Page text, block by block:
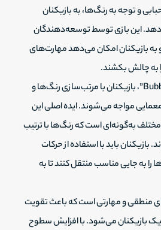
و توجه به رنگ‌ها، به بازیکنان
این بازی توسط توسعه‌دهندگان
بازیکنان امکان می‌دهد مهارت‌های
به چالش بکشند.
در “Bubble Sort Color Puzzle”، بازیکنان با مرتب‌سازی رنگ‌ها و
مواجه می‌شوند. ایده اصلی این
به‌گونه‌ای است که رنگ‌ها با ترتیب
باید با استفاده از حرکات
به جایی مناسب منتقل کنند تا به
منطقی و مهارتی است که باعث تقویت
بازیکنان می‌شود. با افزایش سطوح